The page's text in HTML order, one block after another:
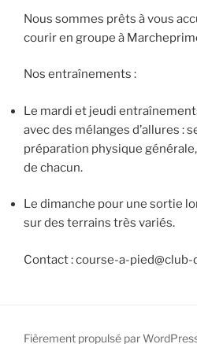
Nous sommes prêts à vous
courir en groupe à
Nos entraînements :
Le mardi et jeudi
avec des mélanges d’allures :
préparation physique
de chacun.
Le dimanche pour une sortie
sur des terrains très variés.
Contact : course-a-
Fièrement propulsé par